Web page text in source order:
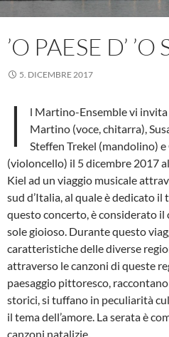
’O PAESE D’
5. DICEMBRE 2017
I
l Martino-Ensemble vi
Martino (voce, chitarra),
Steffen Trekel (mandolino)
(violoncello) il 5 dicembre 2017
Kiel ad un viaggio musicale
sud d’Italia, al quale è dedicato
questo concerto, è considerato
sole gioioso. Durante questo
caratteristiche delle diverse
attraverso le canzoni di queste
paesaggio pittoresco,
storici, si tuffano in peculiarità
il tema dell’amore. La serata è
canzoni natalizie.